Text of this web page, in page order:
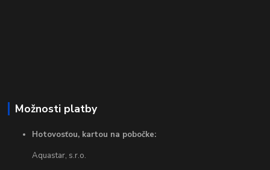
Možnosti platby
Hotovosťou, kartou na pobočke:
Aquastar, s.r.o.